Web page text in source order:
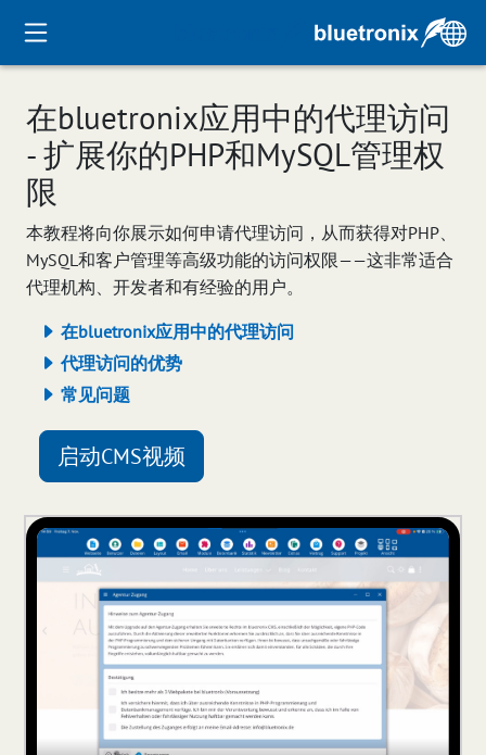
在bluetronix应用中的代理访问
- 扩展你的PHP和MySQL管理权
限
本教程将向你展示如何申请代理访问，从而获得对PHP、
MySQL和客户管理等高级功能的访问权限——这非常适合
代理机构、开发者和有经验的用户。
在bluetronix应用中的代理访问
代理访问的优势
常见问题
启动CMS视频